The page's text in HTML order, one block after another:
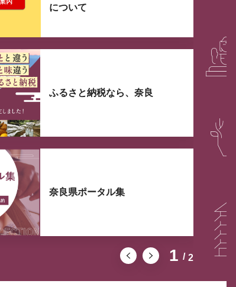
1 2
について
ふるさと納税なら、奈良
奈良県ポータル集